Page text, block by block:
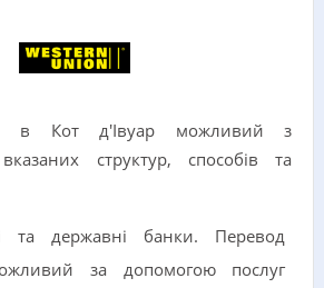
в Кот д'Івуар можливий з
структур, способів та
та державні банки. Перевод
за допомогою послуг